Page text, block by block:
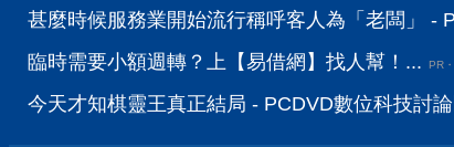
甚麼時候服務業開始流行稱呼客人為「老闆」 -
臨時需要小額週轉？上【易借網】找人幫！...
PR
今天才知棋靈王真正結局 - PCDVD數位科技討